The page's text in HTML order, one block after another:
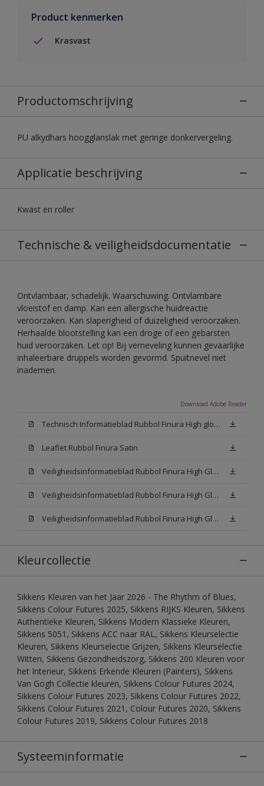
Product kenmerken
Krasvast
Productomschrijving
PU alkydhars hoogglanslak met geringe donkervergeling.
Applicatie beschrijving
Kwast en roller
Technische & veiligheidsdocumentatie
Ontvlambaar, schadelijk. Waarschuwing. Ontvlambare
vloeistof en damp. Kan een allergische huidreactie
veroorzaken. Kan slaperigheid of duizeligheid veroorzaken.
Herhaalde blootstelling kan een droge of een gebarsten
huid veroorzaken. Let op! Bij verneveling kunnen gevaarlijke
inhaleerbare druppels worden gevormd. Spuitnevel niet
inademen.
Download Adobe Reader
Technisch Informatieblad Rubbol Finura High gloss (PDF)
Leaflet Rubbol Finura Satin
Veiligheidsinformatieblad Rubbol Finura High Gloss W05 (MSDS)
Veiligheidsinformatieblad Rubbol Finura High Gloss White (MSDS)
Veiligheidsinformatieblad Rubbol Finura High Gloss N00 (MSDS)
Kleurcollectie
Sikkens Kleuren van het Jaar 2026 - The Rhythm of Blues,
Sikkens Colour Futures 2025, Sikkens RIJKS Kleuren, Sikkens
Authentieke Kleuren, Sikkens Modern Klassieke Kleuren,
Sikkens 5051, Sikkens ACC naar RAL, Sikkens Kleurselectie
Kleuren, Sikkens Kleurselectie Grijzen, Sikkens Kleurselectie
Witten, Sikkens Gezondheidszorg, Sikkens 200 Kleuren voor
het Interieur, Sikkens Erkende Kleuren (Painters), Sikkens
Van Gogh Collectie kleuren, Sikkens Colour Futures 2024,
Sikkens Colour Futures 2023, Sikkens Colour Futures 2022,
Sikkens Colour Futures 2021, Colour Futures 2020, Sikkens
Colour Futures 2019, Sikkens Colour Futures 2018
Systeeminformatie